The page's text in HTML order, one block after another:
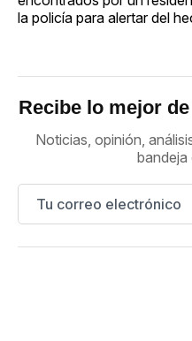
la policía para alertar del
Recibe lo mejor
Noticias, opinión,
bandeja